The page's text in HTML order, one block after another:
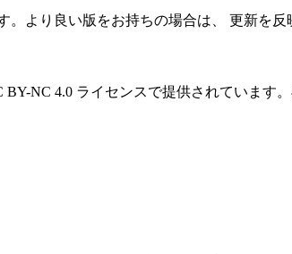
より良い版をお持ちの場合は、 更新を反
BY-NC 4.0 ライセンスで提供されていま